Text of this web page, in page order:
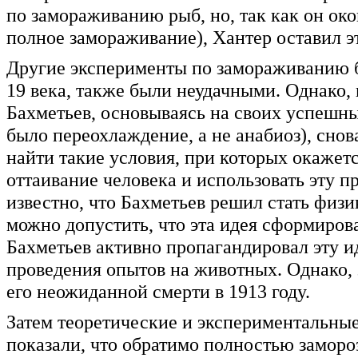
по замораживанию рыб, но, так как он
полное замораживание), Хантер оставил
Другие эксперименты по
19 века, также были неудачными.
Бахметьев, основываясь на своих
было переохлаждение, а не анабиоз),
найти такие условия, при которых
оттаивание человека и использовать
известно, что Бахметьев решил стать
можно допустить, что эта идея
Бахметьев активно пропагандировал эту
проведения опытов на животных.
его неожиданной смерти в 1913 году.
Затем теоретические и
показали, что обратимо полностью